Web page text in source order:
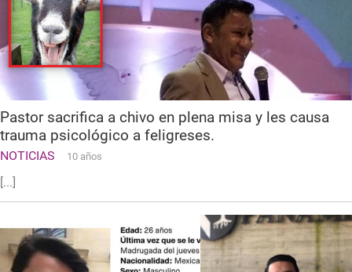
Pastor sacrifica a chivo en plena misa y les causa
trauma psicológico a feligreses.
NOTICIAS 10 años
[...]